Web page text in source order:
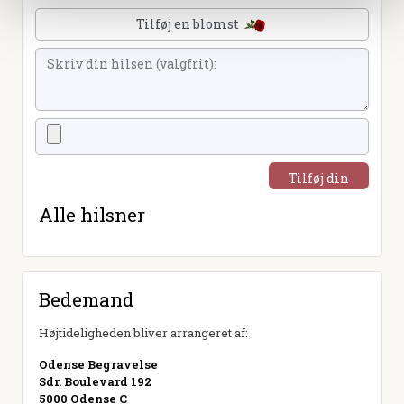
Tilføj en blomst
Tilføj din
Alle hilsner
Bedemand
Højtideligheden bliver arrangeret af:
Odense Begravelse
Sdr. Boulevard 192
5000 Odense C